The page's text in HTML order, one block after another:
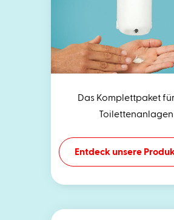
Das Komplettpaket
Toilettenanlagen
Entdeck unsere